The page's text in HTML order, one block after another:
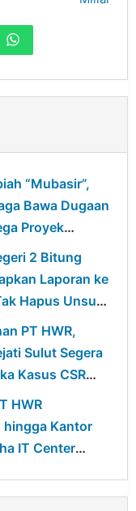
“Mubasir”,
Bawa Dugaan
Proyek
2 Bitung
Laporan ke
Hapus Unsur
PT HWR,
Sulut Segera
Kasus CSR
HWR
hingga Kantor
IT Center